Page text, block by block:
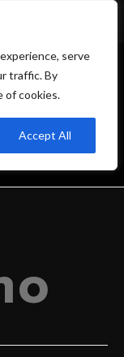
serve
traffic. By
of cookies.
Accept All
> 29 > OSSERVATORIO